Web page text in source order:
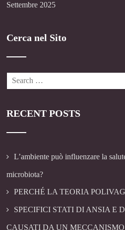
Settembre 2025
Cerca nel Sito
RECENT POSTS
L’ambiente può influenzare la
microbiota?
PERCHÉ LA TEORIA
SPECIFICI STATI DI ANSIA E
CAUSATI DA UN